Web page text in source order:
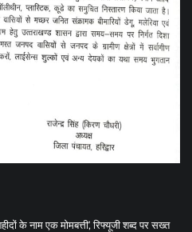
के नाम एक मोमबत्ती’, रिफ्यूजी शब्द पर सख्त